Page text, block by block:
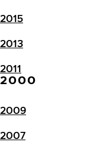
2015
2013
2011
2000
2009
2007